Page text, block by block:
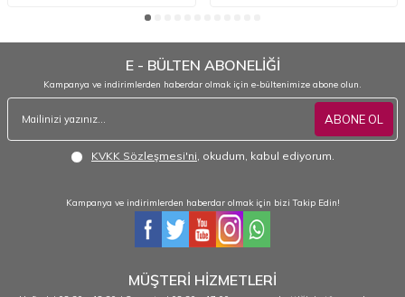
E - BÜLTEN ABONELİĞİ
Kampanya ve indirimlerden haberdar olmak için e-bültenimize abone olun.
ABONE OL
KVKK Sözleşmesi'ni, okudum, kabul ediyorum.
Kampanya ve indirimlerden haberdar olmak için bizi Takip Edin!
MÜŞTERİ HİZMETLERİ